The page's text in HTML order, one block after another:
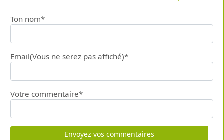
Ton nom*
Email(Vous ne serez pas affiché)*
Votre commentaire*
Envoyez vos commentaires